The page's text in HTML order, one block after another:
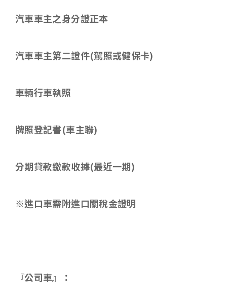
汽車車主之身分證正本
汽車車主第二證件(駕照或健保卡)
車輛行車執照
牌照登記書(車主聯)
分期貸款繳款收據(最近一期)
※進口車需附進口關稅金證明
『公司車』：